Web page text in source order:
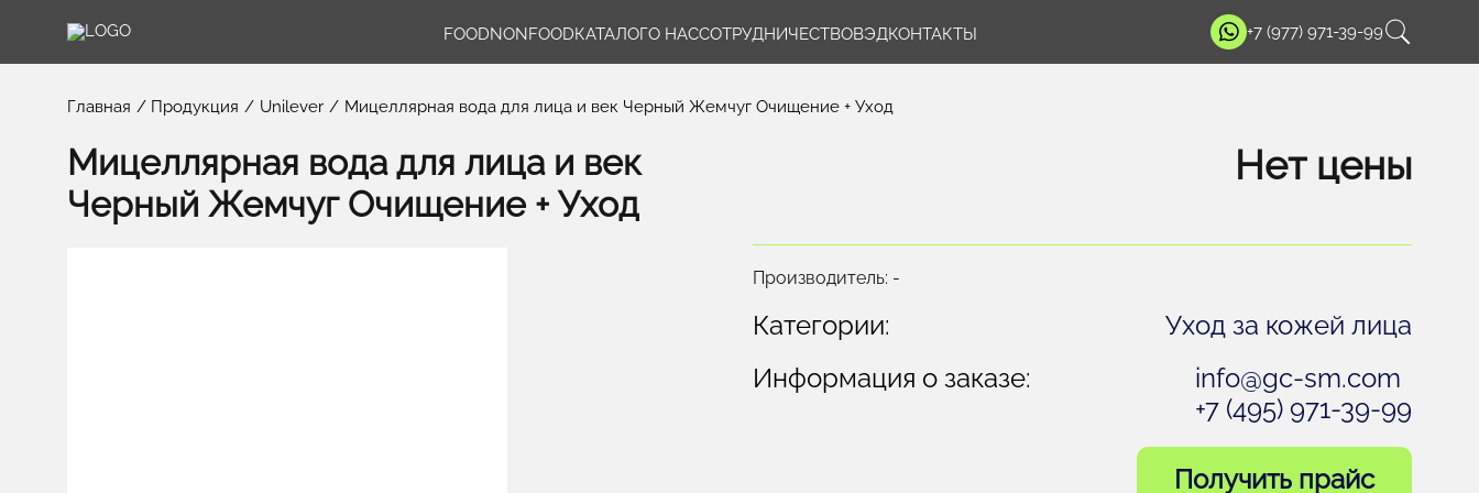
FOODNONFOODКАТАЛОГО НАССОТРУДНИЧЕСТВОВЭДКОНТАКТЫ +7 (977) 971-39-99
Главная Продукция Unilever Мицеллярная вода для лица и век Черный Жемчуг Очищение + Уход
Мицеллярная вода для лица и век
Черный Жемчуг Очищение + Уход
Нет цены
Производитель: -
Категории:
Уход за кожей лица
Информация о заказе:
info@gc-sm.com
+7 (495) 971-39-99
Получить прайс